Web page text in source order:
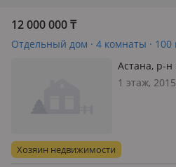
12 000 000₸
Отдельный дом · 4 комнаты · 100
Астана, р-н
улица 64
1 этаж,
дороги,
отдыха и
Хозяин недвижимости